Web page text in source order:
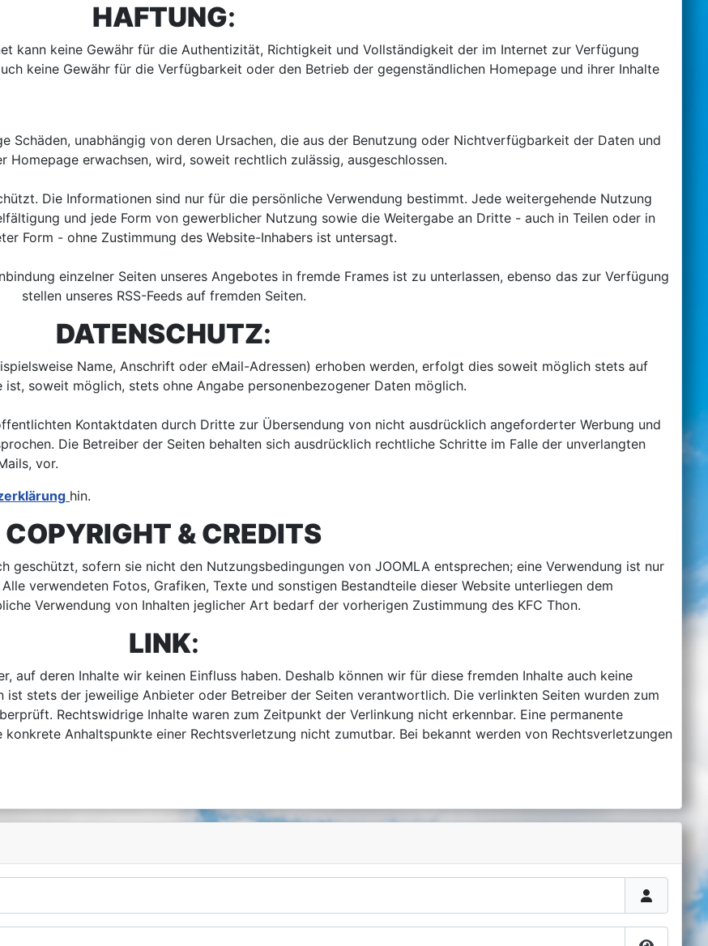
HAFTUNG:
kann keine Gewähr für die Authentizität, Richtigkeit und Vollständigkeit der im Internet zur Verfügung
keine Gewähr für die Verfügbarkeit oder den Betrieb der gegenständlichen Homepage und ihrer Inhalte
unabhängig von deren Ursachen, die aus der Benutzung oder Nichtverfügbarkeit der Daten und
Homepage erwachsen, wird, soweit rechtlich zulässig, ausgeschlossen.
Die Informationen sind nur für die persönliche Verwendung bestimmt. Jede weitergehende Nutzung
und jede Form von gewerblicher Nutzung sowie die Weitergabe an Dritte - auch in Teilen oder in
Form - ohne Zustimmung des Website-Inhabers ist untersagt.
einzelner Seiten unseres Angebotes in fremde Frames ist zu unterlassen, ebenso das zur Verfügung
stellen unseres RSS-Feeds auf fremden Seiten.
DATENSCHUTZ:
Name, Anschrift oder eMail-Adressen) erhoben werden, erfolgt dies soweit möglich stets auf
soweit möglich, stets ohne Angabe personenbezogener Daten möglich.
Kontaktdaten durch Dritte zur Übersendung von nicht ausdrücklich angeforderter Werbung und
Die Betreiber der Seiten behalten sich ausdrücklich rechtliche Schritte im Falle der unverlangten
vor.
hin.
COPYRIGHT & CREDITS
geschützt, sofern sie nicht den Nutzungsbedingungen von JOOMLA entsprechen; eine Verwendung ist nur
verwendeten Fotos, Grafiken, Texte und sonstigen Bestandteile dieser Website unterliegen dem
Verwendung von Inhalten jeglicher Art bedarf der vorherigen Zustimmung des KFC Thon.
LINK:
auf deren Inhalte wir keinen Einfluss haben. Deshalb können wir für diese fremden Inhalte auch keine
ist stets der jeweilige Anbieter oder Betreiber der Seiten verantwortlich. Die verlinkten Seiten wurden zum
Rechtswidrige Inhalte waren zum Zeitpunkt der Verlinkung nicht erkennbar. Eine permanente
Anhaltspunkte einer Rechtsverletzung nicht zumutbar. Bei bekannt werden von Rechtsverletzungen